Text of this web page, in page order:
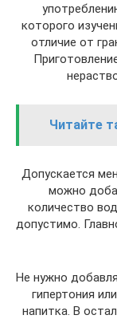
которого
отличие от
Читайте
Допускается
можно
количество
допустимо.
Не нужно
гипертония
напитка. В